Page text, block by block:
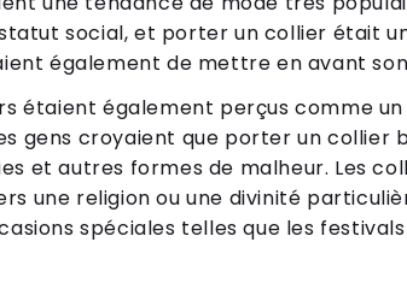
social, et porter un collier était
également de mettre en avant
étaient également perçus comme
gens croyaient que porter un collier
et autres formes de malheur. Les
une religion ou une divinité
spéciales telles que les